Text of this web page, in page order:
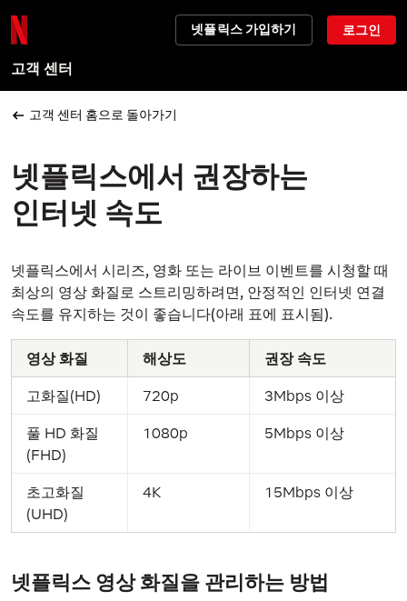
넷플릭스 가입하기 로그인
고객 센터
고객 센터 홈으로 돌아가기
넷플릭스에서 권장하는
인터넷 속도
넷플릭스에서 시리즈, 영화 또는 라이브 이벤트를 시청할 때
최상의 영상 화질로 스트리밍하려면, 안정적인 인터넷 연결
속도를 유지하는 것이 좋습니다(아래 표에 표시됨).
영상 화질 해상도 권장 속도
고화질(HD) 720p 3Mbps 이상
풀 HD 화질
(FHD)
1080p 5Mbps 이상
초고화질
(UHD)
4K 15Mbps 이상
넷플릭스 영상 화질을 관리하는 방법